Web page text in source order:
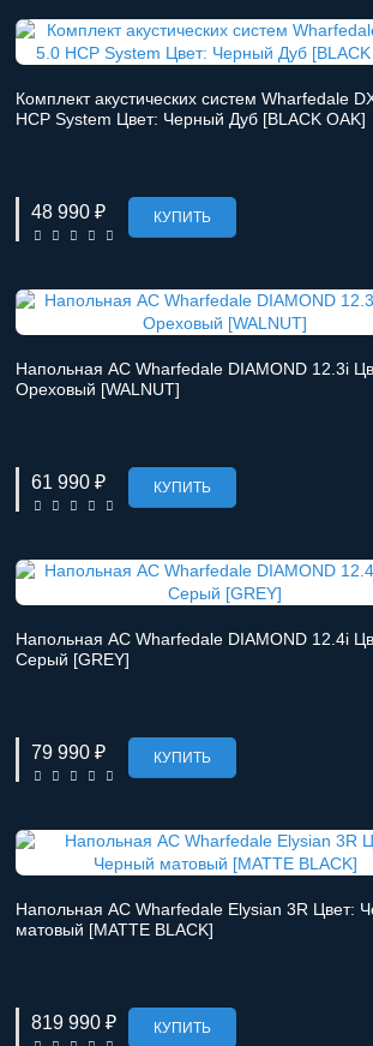
Комплект акустических систем Wharfedale
HCP System Цвет: Черный Дуб [BLACK OAK]
48 990 ₽ КУПИТЬ
Напольная АС Wharfedale DIAMOND 12.3i
Ореховый [WALNUT]
61 990 ₽ КУПИТЬ
Напольная АС Wharfedale DIAMOND 12.4i
Серый [GREY]
79 990 ₽ КУПИТЬ
Напольная АС Wharfedale Elysian 3R Цвет:
матовый [MATTE BLACK]
819 990 ₽ КУПИТЬ